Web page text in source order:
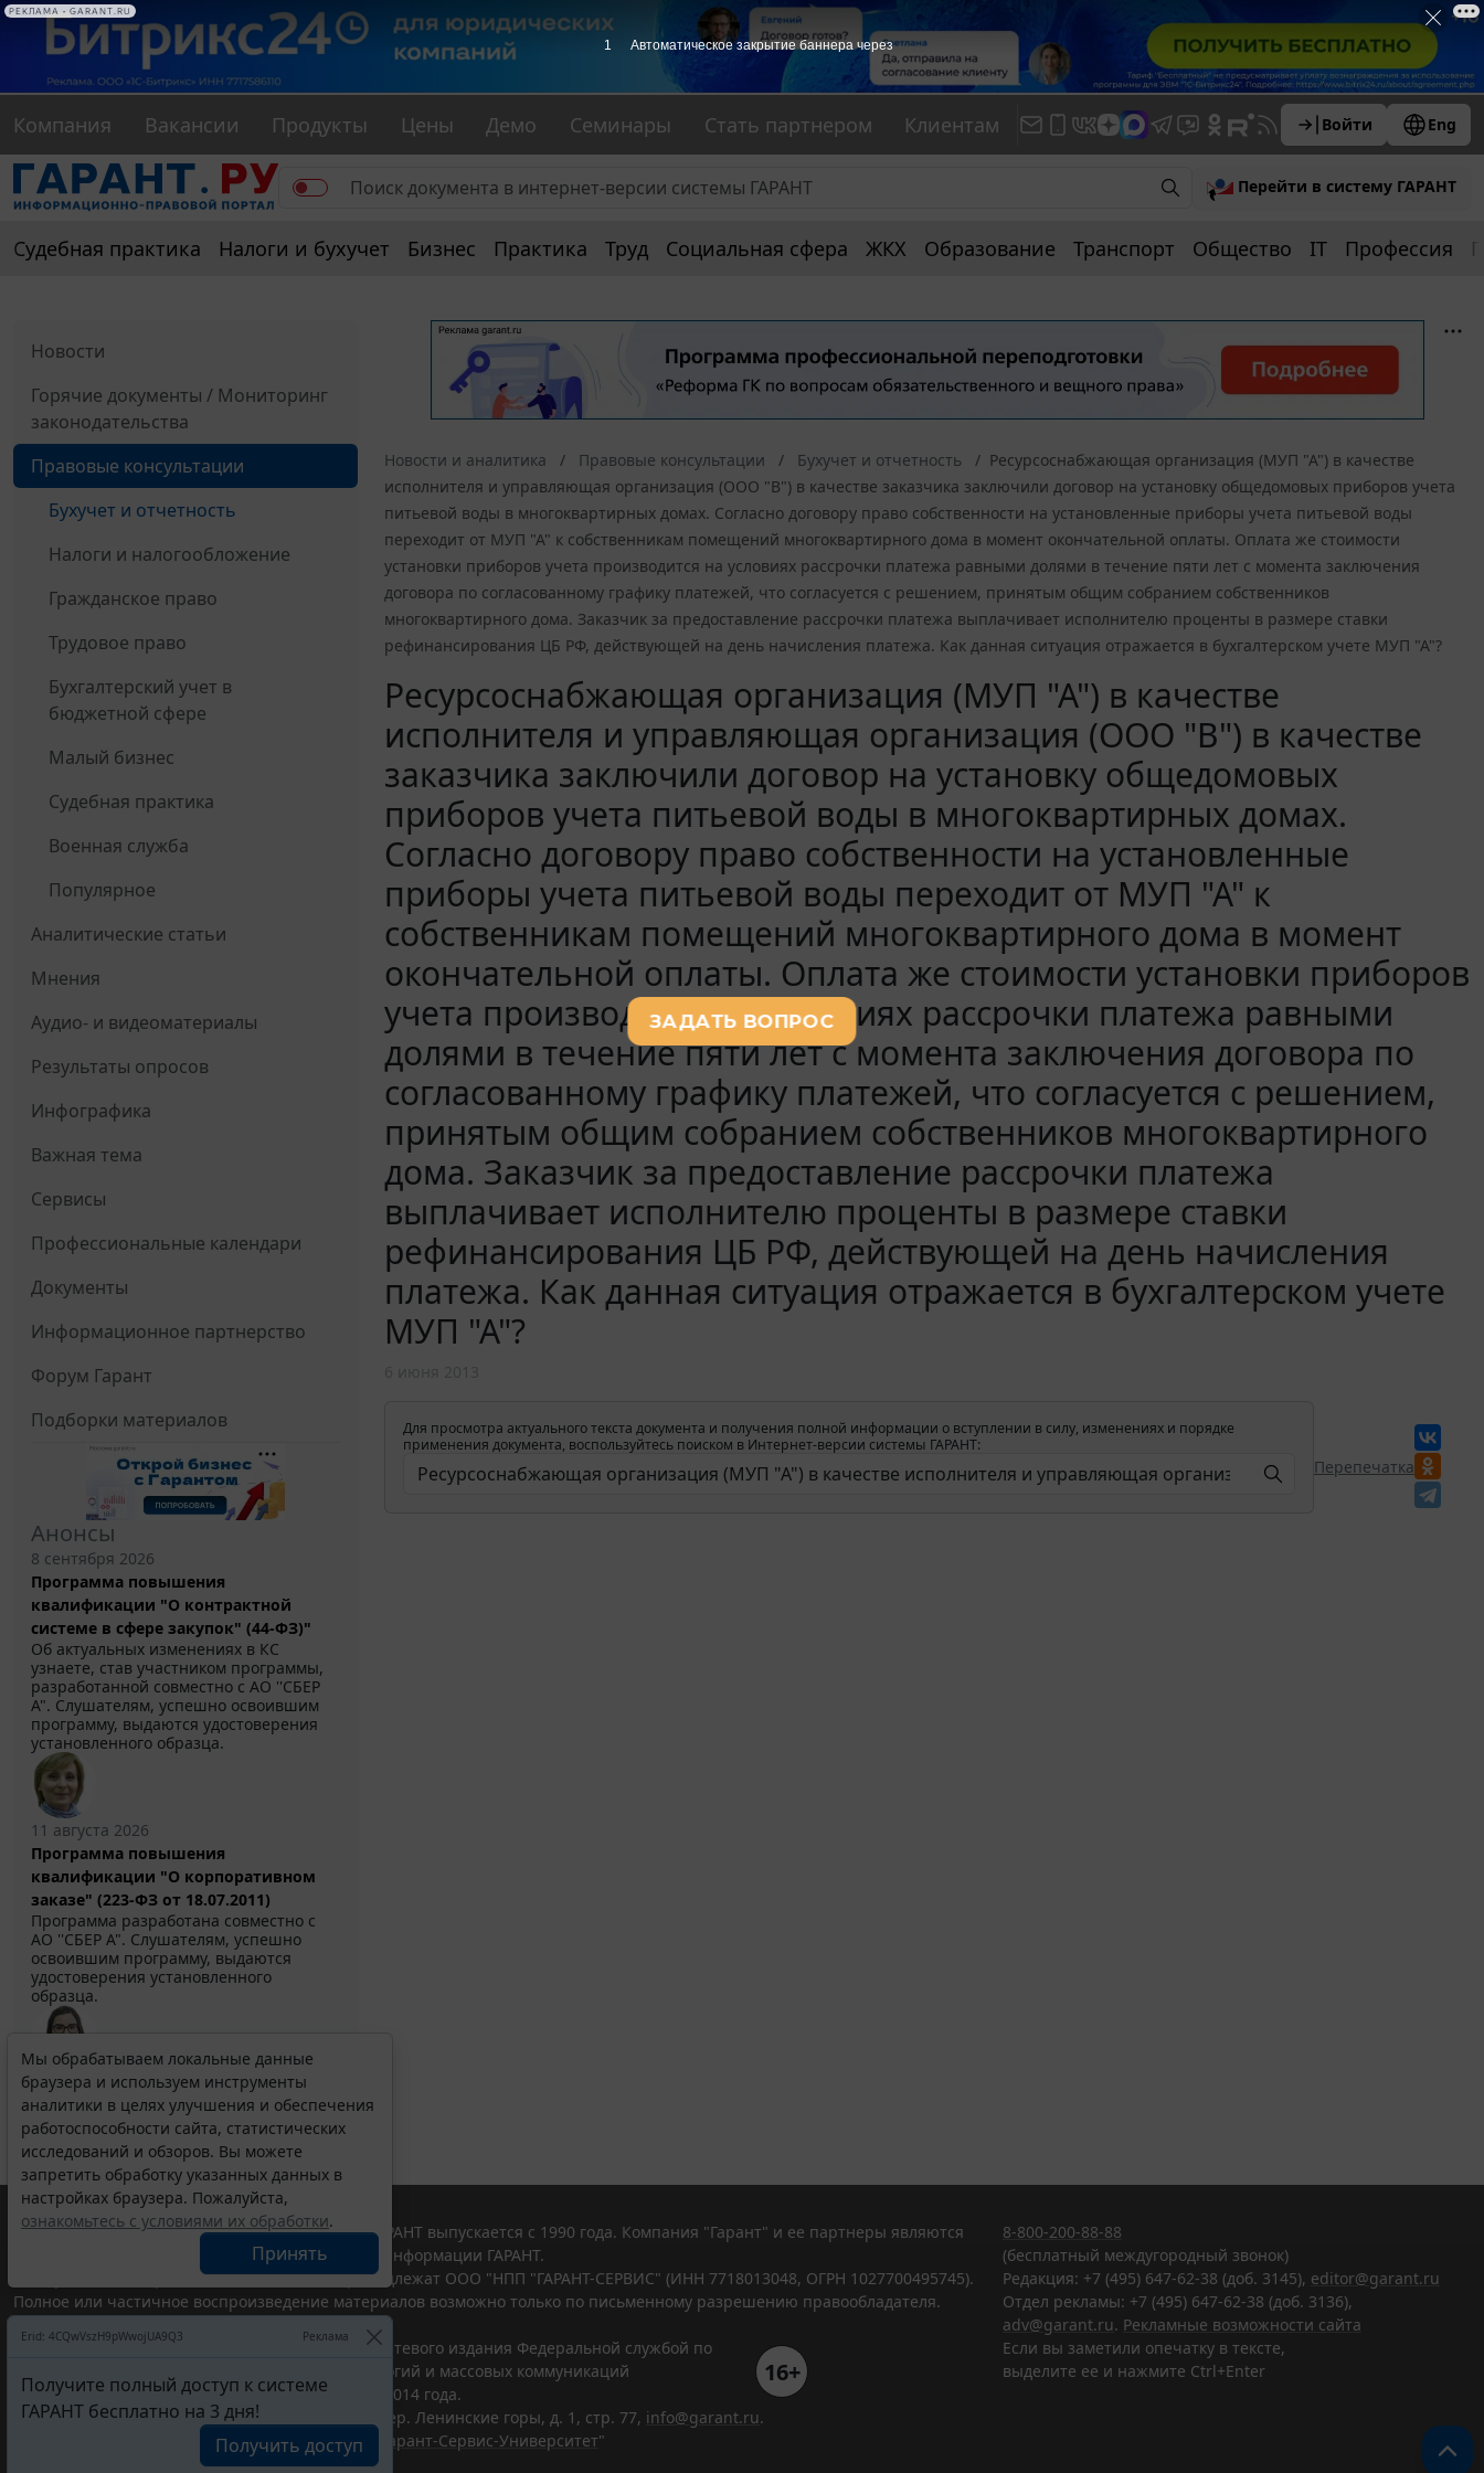
Компания Вакансии Продукты Цены Демо Семинары Стать партнером Клиентам Войти Eng
Перейти в систему ГАРАНТ
Судебная практика Налоги и бухучет Бизнес Практика Труд Социальная сфера ЖКХ Образование Транспорт Общество IT Профессия
Новости
Горячие документы / Мониторинг
законодательства
Правовые консультации
Бухучет и отчетность
Налоги и налогообложение
Гражданское право
Трудовое право
Бухгалтерский учет в
бюджетной сфере
Малый бизнес
Судебная практика
Военная служба
Популярное
Аналитические статьи
Мнения
Аудио- и видеоматериалы
Результаты опросов
Инфографика
Важная тема
Сервисы
Профессиональные календари
Документы
Информационное партнерство
Форум Гарант
Подборки материалов
Анонсы
8 сентября 2026
Программа повышения
квалификации "О контрактной
системе в сфере закупок" (44-ФЗ)"
Об актуальных изменениях в КС
узнаете, став участником программы,
разработанной совместно с АО ''СБЕР
А". Слушателям, успешно освоившим
программу, выдаются удостоверения
установленного образца.
11 августа 2026
Программа повышения
квалификации "О корпоративном
заказе" (223-ФЗ от 18.07.2011)
Программа разработана совместно с
АО ''СБЕР А". Слушателям, успешно
освоившим программу, выдаются
удостоверения установленного
образца.
Выберите тему программы повышения квалификации
для юристов ...
Новости и аналитика Правовые консультации Бухучет и отчетность
Ресурсоснабжающая организация (МУП "А") в качестве
исполнителя и управляющая организация (ООО "В") в качестве заказчика заключили договор на установку общедомовых приборов учета
питьевой воды в многоквартирных домах. Согласно договору право собственности на установленные приборы учета питьевой воды
переходит от МУП "А" к собственникам помещений многоквартирного дома в момент окончательной оплаты. Оплата же стоимости
установки приборов учета производится на условиях рассрочки платежа равными долями в течение пяти лет с момента заключения
договора по согласованному графику платежей, что согласуется с решением, принятым общим собранием собственников
многоквартирного дома. Заказчик за предоставление рассрочки платежа выплачивает исполнителю проценты в размере ставки
рефинансирования ЦБ РФ, действующей на день начисления платежа. Как данная ситуация отражается в бухгалтерском учете МУП "А"?
Ресурсоснабжающая организация (МУП "А") в качестве
исполнителя и управляющая организация (ООО "В") в качестве
заказчика заключили договор на установку общедомовых
приборов учета питьевой воды в многоквартирных домах.
Согласно договору право собственности на установленные
приборы учета питьевой воды переходит от МУП "А" к
собственникам помещений многоквартирного дома в момент
окончательной оплаты. Оплата же стоимости установки приборов
учета производится на условиях рассрочки платежа равными
долями в течение пяти лет с момента заключения договора по
согласованному графику платежей, что согласуется с решением,
принятым общим собранием собственников многоквартирного
дома. Заказчик за предоставление рассрочки платежа
выплачивает исполнителю проценты в размере ставки
рефинансирования ЦБ РФ, действующей на день начисления
платежа. Как данная ситуация отражается в бухгалтерском учете
МУП "А"?
Для просмотра актуального текста документа и получения полной информации о вступлении в силу, изменениях и порядке
применения документа, воспользуйтесь поиском в Интернет-версии системы ГАРАНТ:
Перепечатка
Мы обрабатываем локальные данные
браузера и используем инструменты
аналитики в целях улучшения и обеспечения
работоспособности сайта, статистических
исследований и обзоров. Вы можете
запретить обработку указанных данных в
настройках браузера. Пожалуйста,
ознакомьтесь с условиями их обработки.
Принять
Erid: 4CQwVszH9pWwojUA9Q3 Реклама
Получите полный доступ к системе
ГАРАНТ бесплатно на 3 дня!
Получить доступ
© ООО "НПП "ГАРАНТ-СЕРВИС", 2026. Система ГАРАНТ выпускается с 1990 года. Компания "Гарант" и ее партнеры являются
участниками Российской ассоциации правовой информации ГАРАНТ.
Все права на материалы сайта ГАРАНТ.РУ принадлежат ООО "НПП "ГАРАНТ-СЕРВИС" (ИНН 7718013048, ОГРН 1027700495745).
Полное или частичное воспроизведение материалов возможно только по письменному разрешению правообладателя.
Портал ГАРАНТ.РУ зарегистрирован в качестве сетевого издания Федеральной службой по
надзору в сфере связи,информационных технологий и массовых коммуникаций
(Роскомнадзором), Эл № ФС77-58365 от 18 июня 2014 года.
16+
ООО "НПП "ГАРАНТ-СЕРВИС", 119234, г. Москва, тер. Ленинские горы, д. 1, стр. 77, info@garant.ru.
Разработчик ЭПС Система ГАРАНТ – ООО "НПП "
Гарант-Сервис-Университет"
8-800-200-88-88
(бесплатный междугородный звонок)
Редакция: +7 (495) 647-62-38 (доб. 3145), editor@garant.ru
Отдел рекламы: +7 (495) 647-62-38 (доб. 3136),
adv@garant.ru. Рекламные возможности сайта
Если вы заметили опечатку в тексте,
выделите ее и нажмите Ctrl+Enter
1 Автоматическое закрытие баннера через
РЕКЛАМА • GARANT.RU